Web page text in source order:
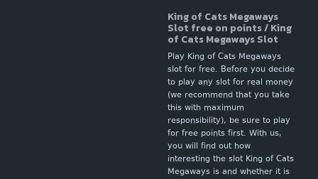
King of Cats Megaways
Slot free on points / King
of Cats Megaways Slot
Play King of Cats Megaways
slot for free. Before you decide
to play any slot for real money
(we recommend that you take
this with maximum
responsibility), be sure to play
for free points first. With us,
you will find out how
interesting the slot King of Cats
Megaways is and whether it is